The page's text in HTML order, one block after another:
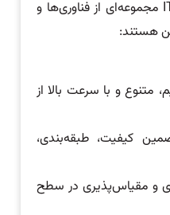
برای عملیاتی‌کردن این راهبرد و تبدیل داده به یک کالای ارزشمند با قابلیت تجاری‌سازی، واحد IT مجموعه‌ای از فناوری‌ها و
هستند:
و با سرعت بالا از
کیفیت، طبقه‌بندی،
و مقیاس‌پذیری در سطح